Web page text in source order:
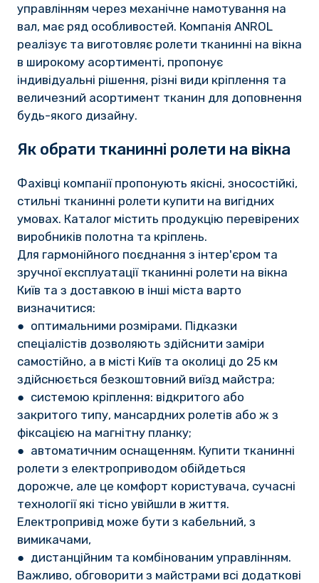
управлінням через механічне намотування на
вал, має ряд особливостей. Компанія ANROL
реалізує та виготовляє ролети тканинні на вікна
в широкому асортименті, пропонує
індивідуальні рішення, різні види кріплення та
величезний асортимент тканин для доповнення
будь-якого дизайну.
Як обрати тканинні ролети на вікна
Фахівці компанії пропонують якісні, зносостійкі,
стильні тканинні ролети купити на вигідних
умовах. Каталог містить продукцію перевірених
виробників полотна та кріплень.
Для гармонійного поєднання з інтер'єром та
зручної експлуатації тканинні ролети на вікна
Київ та з доставкою в інші міста варто
визначитися:
● оптимальними розмірами. Підказки
спеціалістів дозволяють здійснити заміри
самостійно, а в місті Київ та околиці до 25 км
здійснюється безкоштовний виїзд майстра;
● системою кріплення: відкритого або
закритого типу, мансардних ролетів або ж з
фіксацією на магнітну планку;
● автоматичним оснащенням. Купити тканинні
ролети з електроприводом обійдеться
дорожче, але це комфорт користувача, сучасні
технології які тісно увійшли в життя.
Електропривід може бути з кабельний, з
вимикачами,
● дистанційним та комбінованим управлінням.
Важливо, обговорити з майстрами всі додаткові